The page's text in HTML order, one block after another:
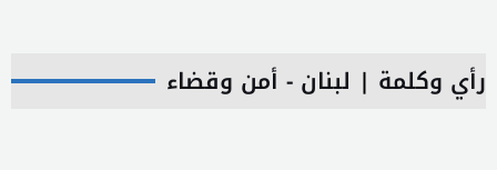
رأي وكلمة | لبنان - أمن وقضاء